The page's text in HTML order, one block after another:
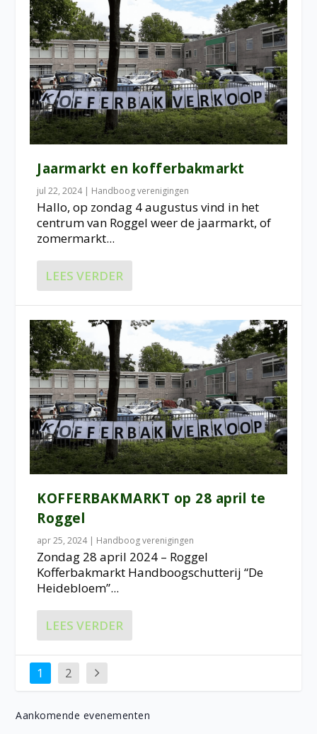
Jaarmarkt en kofferbakmarkt
jul 22, 2024| Handboog verenigingen
Hallo, op zondag 4 augustus vind in het
centrum van Roggel weer de jaarmarkt, of
zomermarkt...
LEES VERDER
KOFFERBAKMARKT op 28 april te
Roggel
apr 25, 2024| Handboog verenigingen
Zondag 28 april 2024 – Roggel
Kofferbakmarkt Handboogschutterij “De
Heidebloem”...
LEES VERDER
1 2
Aankomende evenementen